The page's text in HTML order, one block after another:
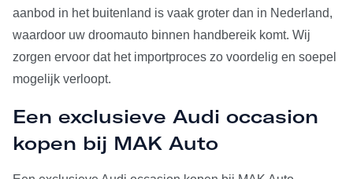
aanbod in het buitenland is vaak groter dan in Nederland,
waardoor uw droomauto binnen handbereik komt. Wij
zorgen ervoor dat het importproces zo voordelig en soepel
mogelijk verloopt.
Een exclusieve Audi occasion
kopen bij MAK Auto